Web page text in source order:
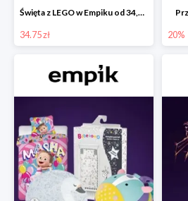
Święta z LEGO w Empiku od 34,75 zł
34.75 zł 20%